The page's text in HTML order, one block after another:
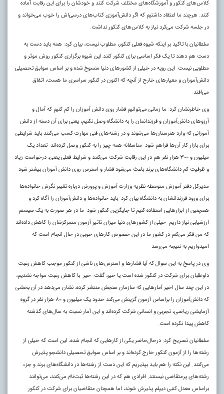
کلاس‌های کنکور و آموزشگاه‌های مختلف شرکت کنند و خودشان را برای این رقابت آماده
کنند. هرچند ما اعتقاد داشتیم که اگر دانش‌آموزی کتاب‌های درسی‌اش را خوب می‌خواند و
در جلسه شرکت می‌کرد نیاز به کلاس‌های کنکور نداشت.
سلطانیان با تاکید بر اینکه شیوه فعلی کنکور، مطلوب نیست، بیان کرد: همه باید دست به
دست هم دهند تا یک فکر اساسی برای کنکور کنند.این شیوه برگزاری کنکور روش موثر و
مطلوبی نیست. این رویه در خیلی از کشورهای دنیا منسوخ شده و بر اساس سوابق تحصیلی
دانش‌آموزان و معیارهای خارج از آنچه که اکنون در کنکور سراسری ما هست، اتفاق
می‌افتد.
وی خاطرنشان کرد: ما زمانی می‌توانیم فشار روی دانش آموزان را کم کنیم که آمال و
آرزوهای دانش‌آموزان و فرزندانمان را به دانشگاه وصل نکنیم، یعنی برای آن دسته از دانش
آموزانی که وارد هنرستان‌ها می‌شوند و در رشته‌های فنی مهارت کسب می‌کنند باید شرایطی
برای بازار کار آن‌ها فراهم شود. متاسفانه همه چیز را به کنکور وصل کرده‌اند. تعداد یک
میلیون و ۳۰۰ هزار نفر هم در این رقابت شرکت می‌کنند و شرایط فعلی یعنی، درخواست زیاد
و ظرفیت کم دانشگاه‌های برند باعث می‌شود فشار و استرس روی دانش آموزان بیشتر شود.
مدیرکل دفتر آموزش متوسطه نظریه وزارت آموزش و پرورش درباره تغییر نگرش خانواده‌ها
برای ورود فرزندانشان به دانشگاه بیان کرد: باید خانواده‌ها و دانش‌آموزان را آگاه کرد و
همچنین از ابزارهایی استفاده کنیم تا جایگزین کنکور شود. ما در هر صورت به یک سیستم
ارزشیابی نیاز داریم. خیلی از کشورهای دنیا میزان تاثیر آزمون متمرکزشان را کاهش داده‌اند
که من فکر می‌کنم در کشور ما در این خصوص کارهای خوبی در حال انجام است که
امیدواریم به نتیجه می‌رسد.
وی در پاسخ به این سوال که آیا فشارها و استرس‌های ناشی از کنکور موجب کاهش رغبت
داوطلبان برای شرکت در کنکور شده است یا خیر، گفت: خیر. با کاهش رغبت مواجه نشدیم،
در این چند سال اخیر آمارهایی که سازمان سنجش منتشر کرده، نشان می‌دهد در آن بخشی
که دانش‌آموزان را براساس آزمون گزینش می‌کند حدود یک میلیون و ۸۰ هزار نفر در گروه
آزمایشی ریاضی، تجربی و انسانی شرکت کرده‌اند و این آمار نسبت به سال‌های گذشته
کاهش پیدا نکرده است.
سلطانیان تصریح کرد: درحال‌حاضر یکی از کارهایی که انجام شده، این است که خیلی از
رشته‌ها را از آزمون کنکور خارج کرده‌اند و بر اساس سوابق تحصیلی دانشجو پذیرش
می‌کنند. این نکته را هم باید بپذیریم که این دست از رشته‌ها در دانشگاه‌های برند و جزء
رشته‌های پرمتقاضی نیستند. افرادی هم که در این رشته‌ها ثبت‌نام می‌کنند، می‌توانند
براساس معدل کتبی دیپلم پذیرش شوند، اما همچنان متقاضیان برای شرکت در کنکور